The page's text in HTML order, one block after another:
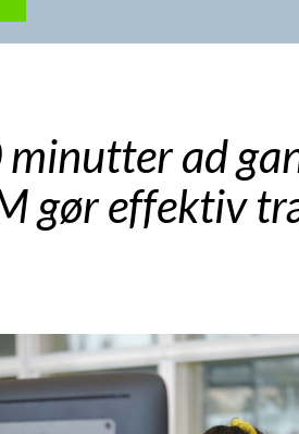
ad
gør effektiv